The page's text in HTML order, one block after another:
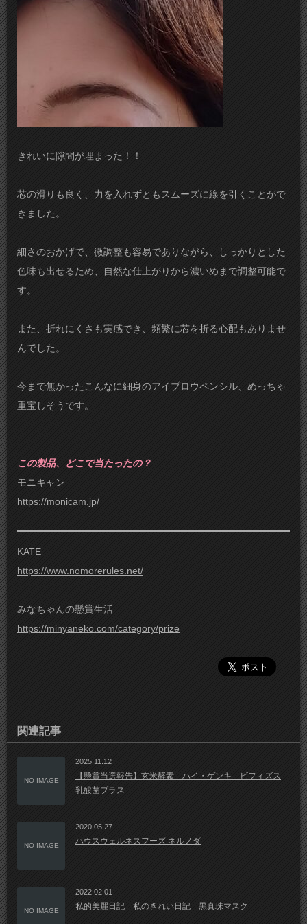
きれいに隙間が埋まった！！
芯の滑りも良く、力を入れずともスムーズに線を引くことがで
きました。
細さのおかげで、微調整も容易でありながら、しっかりとした
色味も出せるため、自然な仕上がりから濃いめまで調整可能で
す。
また、折れにくさも実感でき、頻繁に芯を折る心配もありませ
んでした。
今まで無かったこんなに細身のアイブロウペンシル、めっちゃ
重宝しそうです。
この製品、どこで当たったの？
モニキャン
https://monicam.jp/
KATE
https://www.nomorerules.net/
みなちゃんの懸賞生活
https://minyaneko.com/category/prize
関連記事
NO IMAGE
2025.11.12
【懸賞当選報告】玄米酵素 ハイ・ゲンキ ビフィズス
乳酸菌プラス
NO IMAGE
2020.05.27
ハウスウェルネスフーズ ネルノダ
NO IMAGE
2022.02.01
私的美麗日記 私のきれい日記 黒真珠マスク